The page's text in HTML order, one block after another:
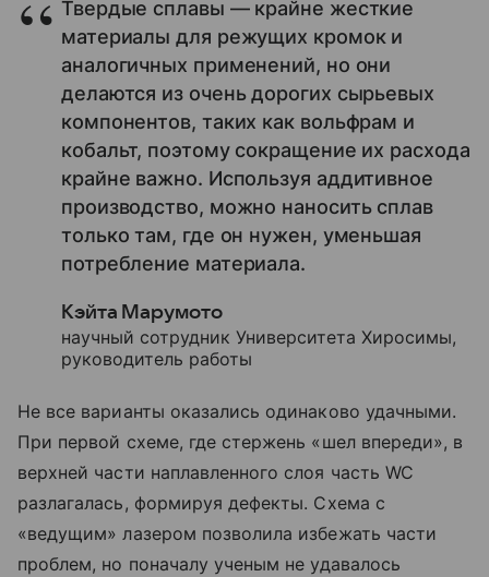
Твердые сплавы — крайне жесткие
материалы для режущих кромок и
аналогичных применений, но они
делают­ся из очень дорогих сырьевых
компонентов, таких как вольфрам и
кобальт, поэтому сокращение их расхода
крайне важно. Используя аддитивное
производство, можно наносить сплав
только там, где он нужен, уменьшая
потребление материала.
Кэйта Марумото
научный сотрудник Университета Хиросимы,
руководитель работы
Не все варианты оказались одинаково удачными.
При первой схеме, где стержень «шел впереди», в
верхней части наплавленного слоя часть WC
разлагалась, формируя дефекты. Схема с
«ведущим» лазером позволила избежать части
проблем, но поначалу ученым не удавалось